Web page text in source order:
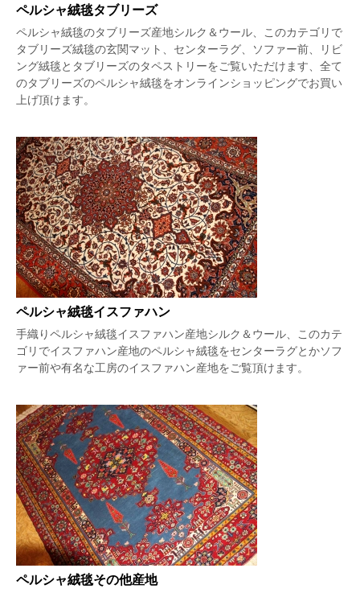
ペルシャ絨毯タブリーズ
ペルシャ絨毯のタブリーズ産地シルク＆ウール、このカテゴリで
タブリーズ絨毯の玄関マット、センターラグ、ソファー前、リビ
ング絨毯とタブリーズのタペストリーをご覧いただけます、全て
のタブリーズのペルシャ絨毯をオンラインショッピングでお買い
上げ頂けます。
ペルシャ絨毯イスファハン
手織りペルシャ絨毯イスファハン産地シルク＆ウール、このカテ
ゴリでイスファハン産地のペルシャ絨毯をセンターラグとかソフ
ァー前や有名な工房のイスファハン産地をご覧頂けます。
ペルシャ絨毯その他産地